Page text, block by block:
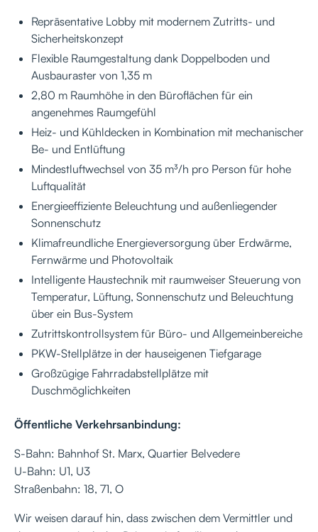
Repräsentative Lobby mit modernem Zutritts- und
Sicherheitskonzept
Flexible Raumgestaltung dank Doppelboden und
Ausbauraster von 1,35 m
2,80 m Raumhöhe in den Büroflächen für ein
angenehmes Raumgefühl
Heiz- und Kühldecken in Kombination mit mechanischer
Be- und Entlüftung
Mindestluftwechsel von 35 m³/h pro Person für hohe
Luftqualität
Energieeffiziente Beleuchtung und außenliegender
Sonnenschutz
Klimafreundliche Energieversorgung über Erdwärme,
Fernwärme und Photovoltaik
Intelligente Haustechnik mit raumweiser Steuerung von
Temperatur, Lüftung, Sonnenschutz und Beleuchtung
über ein Bus-System
Zutrittskontrollsystem für Büro- und Allgemeinbereiche
PKW-Stellplätze in der hauseigenen Tiefgarage
Großzügige Fahrradabstellplätze mit
Duschmöglichkeiten
Öffentliche Verkehrsanbindung:
S-Bahn: Bahnhof St. Marx, Quartier Belvedere
U-Bahn: U1, U3
Straßenbahn: 18, 71, O
Wir weisen darauf hin, dass zwischen dem Vermittler und